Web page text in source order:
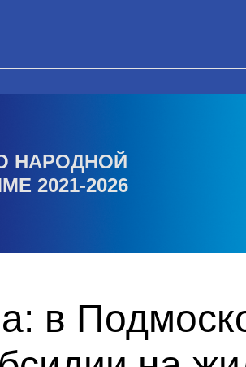
НАРОДНОЙ
2021-2026
в